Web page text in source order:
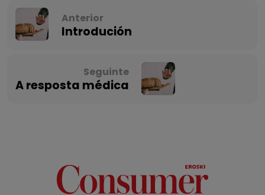
Anterior
Introdución
Seguinte
A resposta médica